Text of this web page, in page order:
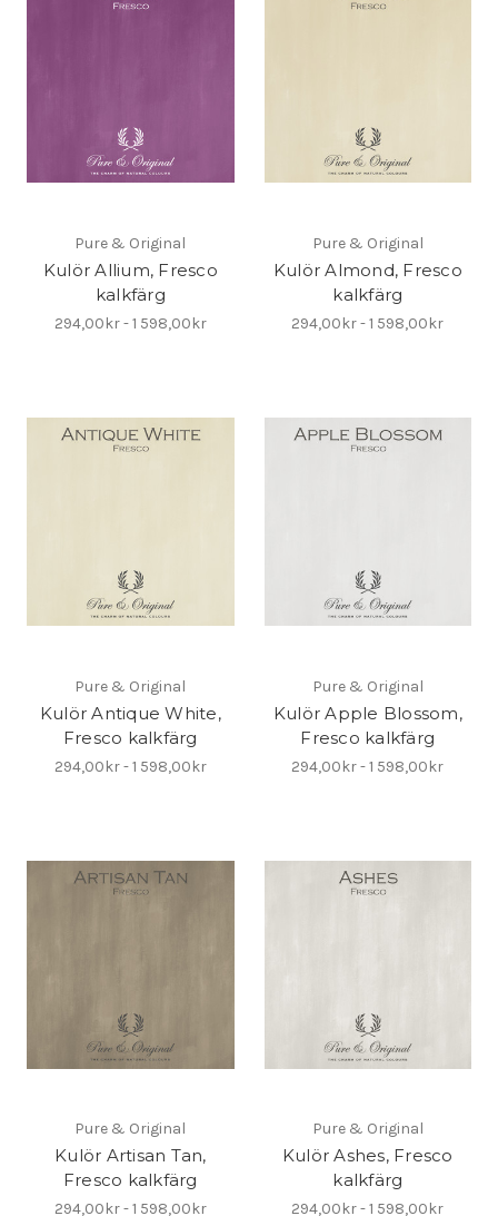
Pure & Original
Kulör Allium, Fresco
kalkfärg
294,00kr - 1 598,00kr
Pure & Original
Kulör Almond, Fresco
kalkfärg
294,00kr - 1 598,00kr
Pure & Original
Kulör Antique White,
Fresco kalkfärg
294,00kr - 1 598,00kr
Pure & Original
Kulör Apple Blossom,
Fresco kalkfärg
294,00kr - 1 598,00kr
Pure & Original
Kulör Artisan Tan,
Fresco kalkfärg
294,00kr - 1 598,00kr
Pure & Original
Kulör Ashes, Fresco
kalkfärg
294,00kr - 1 598,00kr